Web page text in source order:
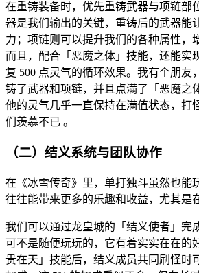
在重铸装备时，优先重铸武器与项链部
器是我们输出的关键，重铸后的武器能
力；项链则可以提升我们的各种属性，
而且，配合「恶魔之体」技能，还能实
复 500 点灵气的循环效果。我有个朋友
铸了武器和项链，并且点满了「恶魔之
他的灵气几乎一直保持在满值状态，打
们羡慕不已 。
（二）结义系统与团队协作
在《冰雪传奇》里，单打独斗虽然也能
往往能带来更多的乐趣和收益，尤其是
我们可以通过龙皇城的「结义使者」完
可不是随便玩玩的，它有着实实在在的
贵在天」技能后，结义成员共同刷怪时